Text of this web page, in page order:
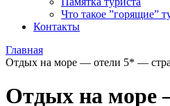
Что такое ”горящие”
Контакты
Главная
Отдых на море — отели 5* —
Отдых на море